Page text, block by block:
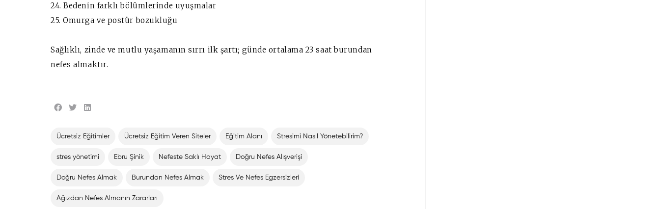
24. Bedenin farklı bölümlerinde uyuşmalar
25. Omurga ve postür bozukluğu
Sağlıklı, zinde ve mutlu yaşamanın sırrı ilk şartı; günde ortalama 23 saat burundan
nefes almaktır.
Ücretsiz Eğitimler Ücretsiz Eğitim Veren Siteler Eğitim Alanı Stresimi Nasıl Yönetebilirim?
stres yönetimi Ebru Şinik Nefeste Saklı Hayat Doğru Nefes Alışverişi
Doğru Nefes Almak Burundan Nefes Almak Stres Ve Nefes Egzersizleri
Ağızdan Nefes Almanın Zararları